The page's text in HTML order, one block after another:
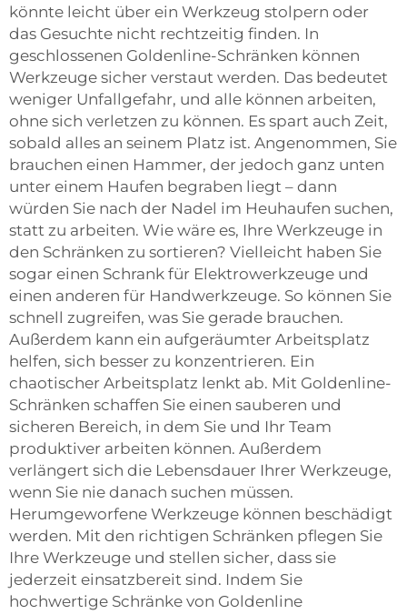
könnte leicht über ein Werkzeug stolpern oder
das Gesuchte nicht rechtzeitig finden. In
geschlossenen Goldenline-Schränken können
Werkzeuge sicher verstaut werden. Das bedeutet
weniger Unfallgefahr, und alle können arbeiten,
ohne sich verletzen zu können. Es spart auch Zeit,
sobald alles an seinem Platz ist. Angenommen, Sie
brauchen einen Hammer, der jedoch ganz unten
unter einem Haufen begraben liegt – dann
würden Sie nach der Nadel im Heuhaufen suchen,
statt zu arbeiten. Wie wäre es, Ihre Werkzeuge in
den Schränken zu sortieren? Vielleicht haben Sie
sogar einen Schrank für Elektrowerkzeuge und
einen anderen für Handwerkzeuge. So können Sie
schnell zugreifen, was Sie gerade brauchen.
Außerdem kann ein aufgeräumter Arbeitsplatz
helfen, sich besser zu konzentrieren. Ein
chaotischer Arbeitsplatz lenkt ab. Mit Goldenline-
Schränken schaffen Sie einen sauberen und
sicheren Bereich, in dem Sie und Ihr Team
produktiver arbeiten können. Außerdem
verlängert sich die Lebensdauer Ihrer Werkzeuge,
wenn Sie nie danach suchen müssen.
Herumgeworfene Werkzeuge können beschädigt
werden. Mit den richtigen Schränken pflegen Sie
Ihre Werkzeuge und stellen sicher, dass sie
jederzeit einsatzbereit sind. Indem Sie
hochwertige Schränke von Goldenline